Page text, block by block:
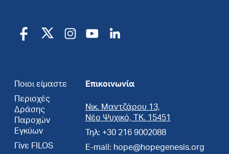
Ποιοι είμαστε
Περιοχές
Δράσης
Παροχών
Εγκύων
Γίνε FILOS
Επικοινωνία
Νικ. Μαντζάρου 13,
Νέο Ψυχικό, ΤΚ. 15451
Τηλ: +30 216 9002088
E-mail: hope@hopegenesis.org